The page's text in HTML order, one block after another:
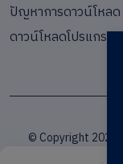
ปัญหาการดาวน์โหลด
ดาวน์โหลดโปรแกรม
© Copyright 2024